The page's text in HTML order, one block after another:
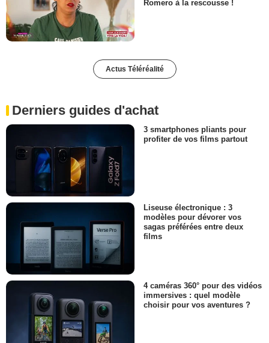
Romero à la rescousse !
Actus Téléréalité
Derniers guides d'achat
3 smartphones pliants pour
profiter de vos films partout
Liseuse électronique : 3
modèles pour dévorer vos
sagas préférées entre deux
films
4 caméras 360° pour des vidéos
immersives : quel modèle
choisir pour vos aventures ?